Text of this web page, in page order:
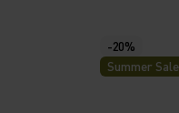
-20%
Summer Sale